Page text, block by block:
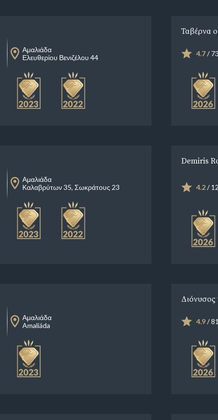
Αμαλιάδα
Ελευθερίου Βενιζέλου 44
Ταβέρνα
4.7/
Αμαλιάδα
Καλαβρύτων 35, Σωκράτους 23
Demiris
4.2/
Αμαλιάδα
Amaliáda
Διόνυσος
4.9/